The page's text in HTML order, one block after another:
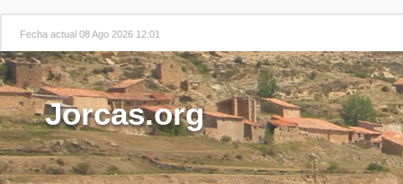
Fecha actual 08 Ago 2026 12:01
Jorcas.org